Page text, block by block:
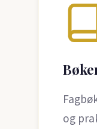
og